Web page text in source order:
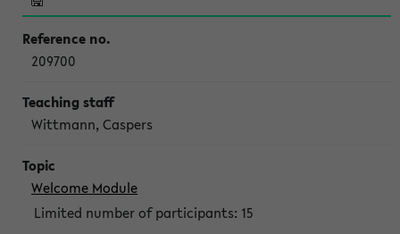
209700
Wittmann, Caspers
Welcome Module
Limited number of participants: 15